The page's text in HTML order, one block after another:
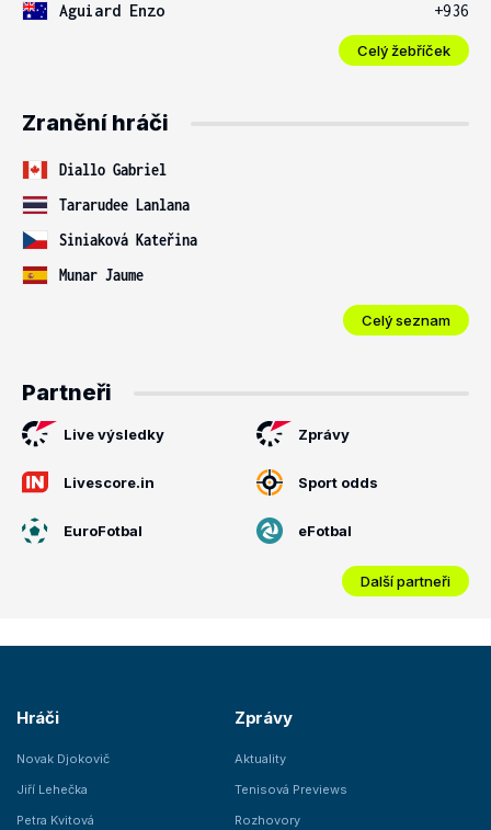
Aguiard Enzo
+936
Celý žebříček
Zranění hráči
Diallo Gabriel
Tararudee Lanlana
Siniaková Kateřina
Munar Jaume
Celý seznam
Partneři
Live výsledky Zprávy
Livescore.in Sport odds
EuroFotbal eFotbal
Další partneři
Hráči
Novak Djokovič
Jiří Lehečka
Petra Kvitová
Zprávy
Aktuality
Tenisová Previews
Rozhovory